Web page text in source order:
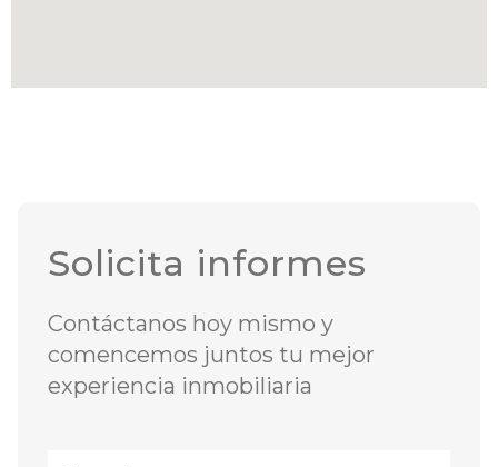
Solicita informes
Contáctanos hoy mismo y
comencemos juntos tu mejor
experiencia inmobiliaria